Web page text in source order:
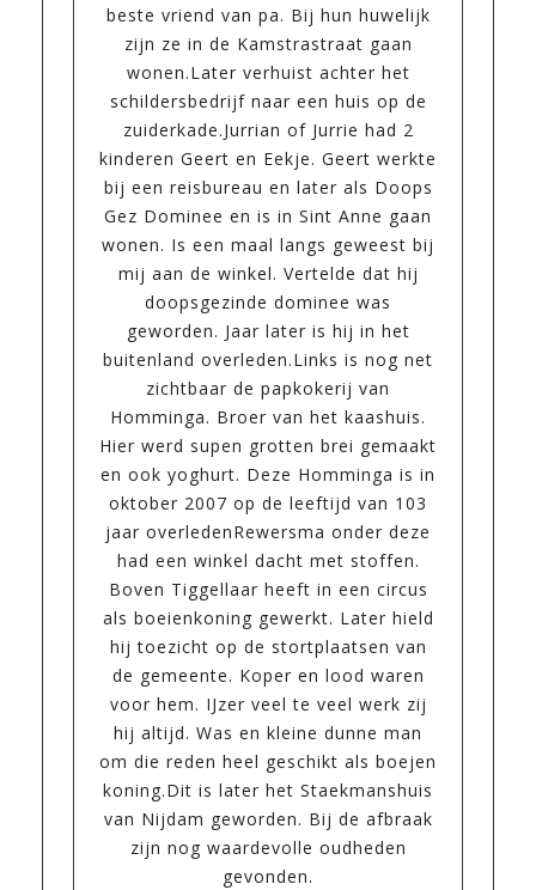
beste vriend van pa. Bij hun huwelijk
zijn ze in de Kamstrastraat gaan
wonen.Later verhuist achter het
schildersbedrijf naar een huis op de
zuiderkade.Jurrian of Jurrie had 2
kinderen Geert en Eekje. Geert werkte
bij een reisbureau en later als Doops
Gez Dominee en is in Sint Anne gaan
wonen. Is een maal langs geweest bij
mij aan de winkel. Vertelde dat hij
doopsgezinde dominee was
geworden. Jaar later is hij in het
buitenland overleden.Links is nog net
zichtbaar de papkokerij van
Homminga. Broer van het kaashuis.
Hier werd supen grotten brei gemaakt
en ook yoghurt. Deze Homminga is in
oktober 2007 op de leeftijd van 103
jaar overledenRewersma onder deze
had een winkel dacht met stoffen.
Boven Tiggellaar heeft in een circus
als boeienkoning gewerkt. Later hield
hij toezicht op de stortplaatsen van
de gemeente. Koper en lood waren
voor hem. IJzer veel te veel werk zij
hij altijd. Was en kleine dunne man
om die reden heel geschikt als boejen
koning.Dit is later het Staekmanshuis
van Nijdam geworden. Bij de afbraak
zijn nog waardevolle oudheden
gevonden.